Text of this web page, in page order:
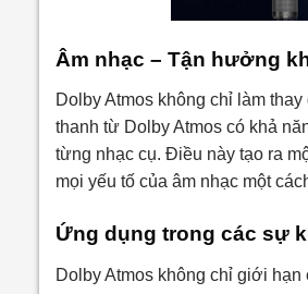
Âm nhạc – Tận hưởng
Dolby Atmos không chỉ làm
thanh từ Dolby Atmos có khả
từng nhạc cụ. Điều này tạo ra
mọi yếu tố của âm nhạc một
Ứng dụng trong các sự
Dolby Atmos không chỉ giới